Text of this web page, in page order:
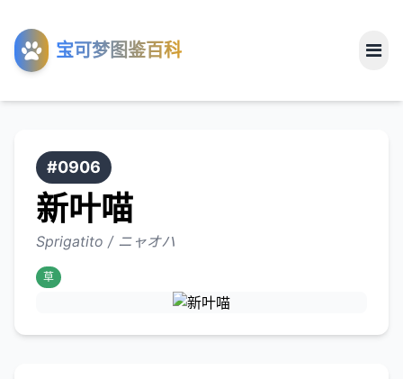
宝可梦图鉴百科
工具
关于
#0906
新叶喵
Sprigatito / ニャオハ
草